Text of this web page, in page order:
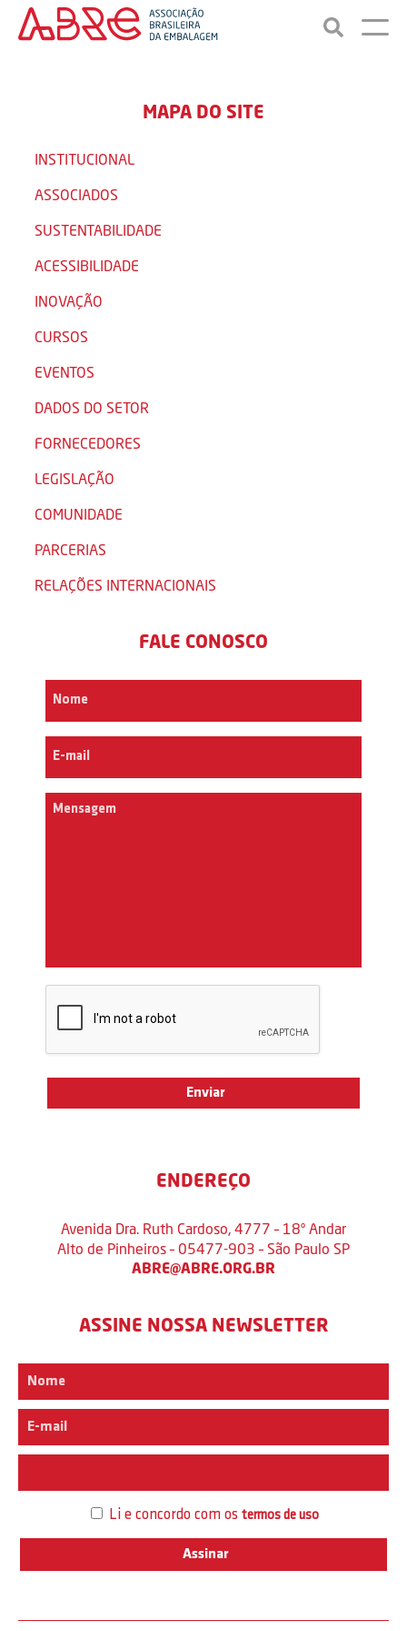
MAPA DO SITE
INSTITUCIONAL
ASSOCIADOS
SUSTENTABILIDADE
ACESSIBILIDADE
INOVAÇÃO
CURSOS
EVENTOS
DADOS DO SETOR
FORNECEDORES
LEGISLAÇÃO
COMUNIDADE
PARCERIAS
RELAÇÕES INTERNACIONAIS
FALE CONOSCO
ENDEREÇO
Avenida Dra. Ruth Cardoso, 4777 – 18º Andar
Alto de Pinheiros – 05477-903 – São Paulo SP
ABRE@ABRE.ORG.BR
ASSINE NOSSA NEWSLETTER
Li e concordo com os termos de uso